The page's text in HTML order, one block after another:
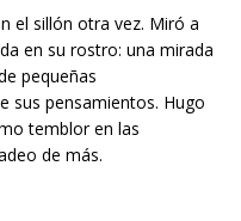
el sillón otra vez. Miró a
en su rostro: una mirada
pequeñas
sus pensamientos. Hugo
temblor en las
de más.